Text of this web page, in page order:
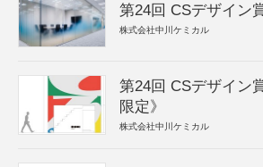
第24回 CSデザイン
株式会社中川ケミカル
第24回 CSデザイン
限定》
株式会社中川ケミカル